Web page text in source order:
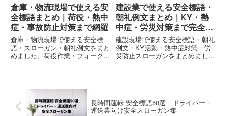
倉庫・物流現場で使える安
全標語まとめ｜荷役・熱中
症・事故防止対策まで網羅
倉庫・物流現場で使える安全標
語・スローガン・朝礼例文をまと
めました。荷役作業・フォークリ
建設業で使える安全標語・
朝礼例文まとめ｜KY・熱
中症・労災対策まで完全網
羅
建設現場で使える安全標語・朝礼
例文・KY活動・熱中症対策・労
災防止スローガンをまとめまし
長時間運転 安全標語50選｜ドライバー・
運送業向け安全スローガン集